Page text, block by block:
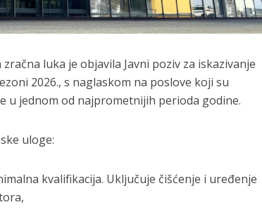
luka je objavila Javni poziv za iskazivanje
2026., s naglaskom na poslove koji su
u jednom od najprometnijih perioda godine.
uloge:
kvalifikacija. Uključuje čišćenje i uređenje